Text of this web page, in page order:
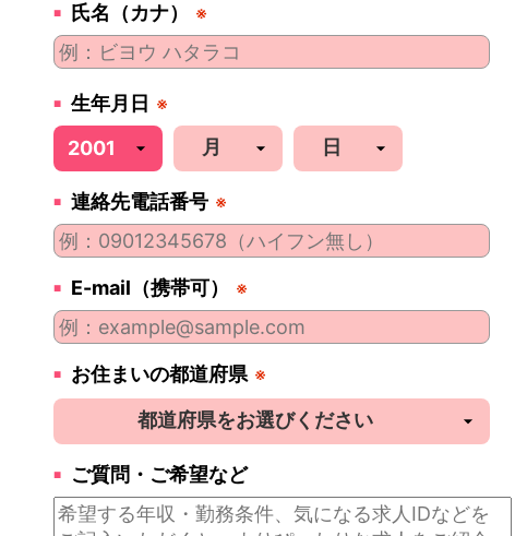
氏名（カナ） ※
生年月日 ※
連絡先電話番号 ※
E-mail（携帯可） ※
お住まいの都道府県 ※
ご質問・ご希望など